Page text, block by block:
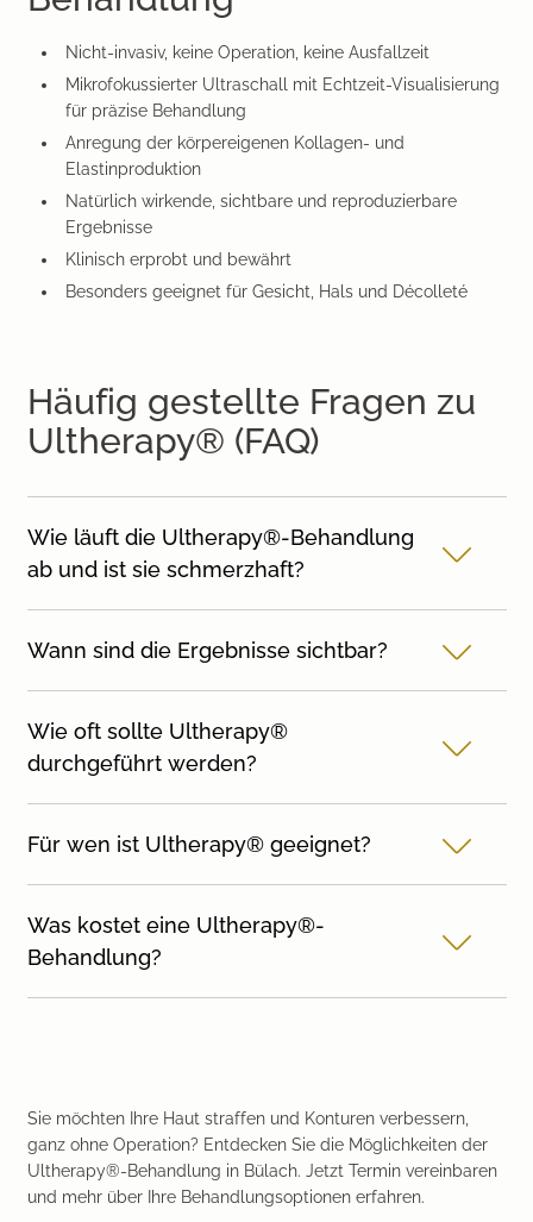
Nicht-invasiv, keine Operation, keine Ausfallzeit
Mikrofokussierter Ultraschall mit Echtzeit-Visualisierung
für präzise Behandlung
Anregung der körpereigenen Kollagen- und
Elastinproduktion
Natürlich wirkende, sichtbare und reproduzierbare
Ergebnisse
Klinisch erprobt und bewährt
Besonders geeignet für Gesicht, Hals und Décolleté
Häufig gestellte Fragen zu
Ultherapy® (FAQ)
Wie läuft die Ultherapy®-Behandlung
ab und ist sie schmerzhaft?
Wann sind die Ergebnisse sichtbar?
Wie oft sollte Ultherapy®
durchgeführt werden?
Für wen ist Ultherapy® geeignet?
Was kostet eine Ultherapy®-
Behandlung?
Sie möchten Ihre Haut straffen und Konturen verbessern,
ganz ohne Operation? Entdecken Sie die Möglichkeiten der
Ultherapy®-Behandlung in Bülach. Jetzt Termin vereinbaren
und mehr über Ihre Behandlungsoptionen erfahren.